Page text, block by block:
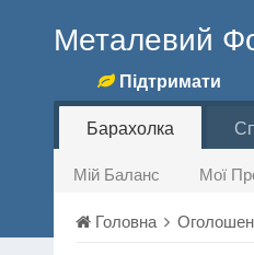
Металевий
Підтримати
Барахолка
Мій Баланс Мої
Головна